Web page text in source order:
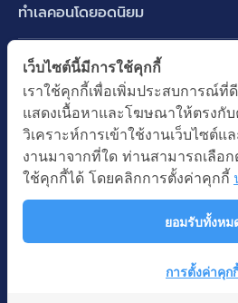
ทาวน์เฮ้าส์ ทาวน์โฮม
คอนโดมิเนียม
อาคารพาณิชย์ ตึกแถว
ที่ดินเปล่า
อพาร์ทเม้นท์ หอพัก
ออฟฟิต สำนักงาน
โรงงาน โกดัง
โรงแรม รีสอร์ท
บางนา รามคำแหง 2
ปทุมธานี รังสิต ลำลูกกา
นนทบุรี บางใหญ่ บางบัวทอง
ทำเลคอนโดยอดนิยม
พระราม 9
อ่อนนุช ปุณณวิถี
รัชดาภิเษก ห้วยขวาง
ห้าแยกลาดพร้าว
ทำเล BTS ยอดนิยม
BTS ทองหล่อ
BTS เอกมัย
BTS พร้อมพงษ์
BTS อ่อนนุช
ทำเล MRT ยอดนิยม
MRT เพชรบุรี
MRT พระราม 9
คำค้นยอดนิยม
บ้านมือสอง
ซื้อบ้าน ขายบ้าน
สงวนลิขสิทธิ โดยบริษัท บางกอก แอสเซท
เว็บไซต์นี้มีการใช้คุกกี้
เราใช้คุกกี้เพื่อเพิ่มประสบการณ์ที่
แสดงเนื้อหาและโฆษณาให้ตรงกั
วิเคราะห์การเข้าใช้งานเว็บไซต์แ
งานมาจากที่ใด ท่านสามารถเลือ
ใช้คุกกี้ได้ โดยคลิกการตั้งค่าคุกกี้
ยอมรับทั้งหม
การตั้งค่าคุก